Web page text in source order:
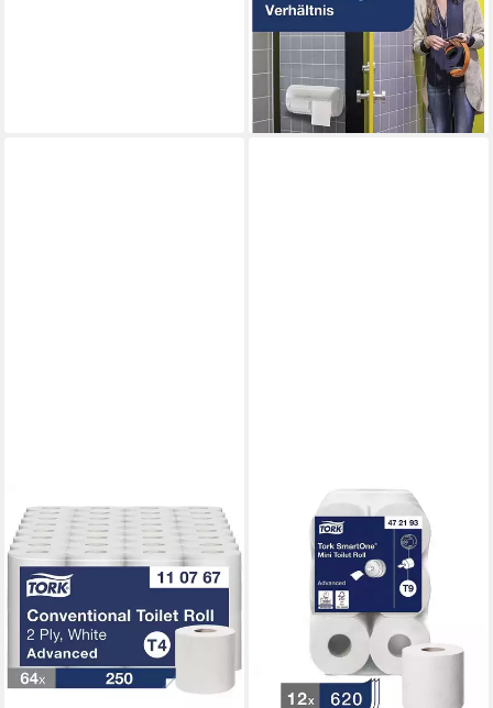
(70-St), 3-lagig,
Recyclingpapier, weiß mit
Prägung, 250 Blatt/Rolle
63,09 €
lieferbar - in 2-3 Werktagen bei dir